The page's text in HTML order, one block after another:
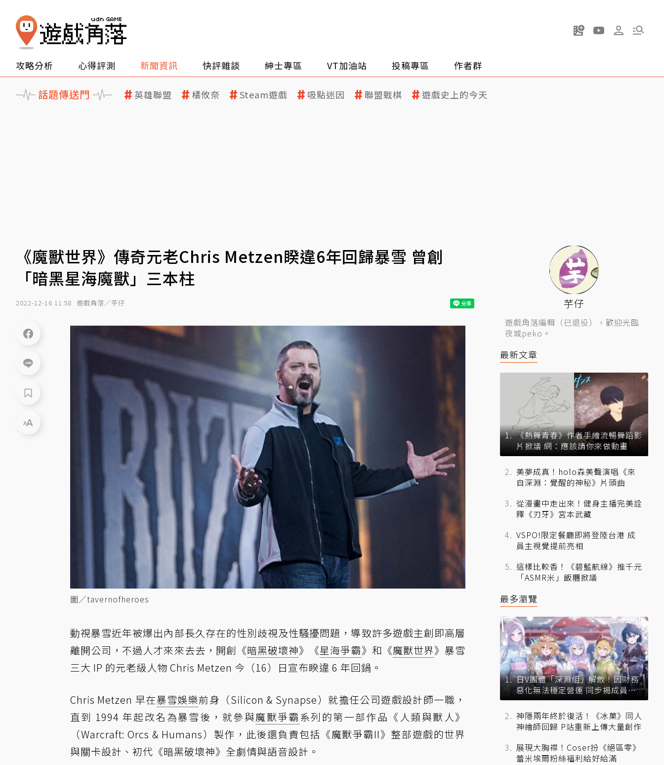
攻略分析 心得評測 新聞資訊 快評雜談 紳士專區 VT加油站 投稿專區 作者群
話題傳送門 英雄聯盟 橘攸奈 Steam遊戲 吸點迷因 聯盟戰棋 遊戲史上的今天
《魔獸世界》傳奇元老Chris Metzen睽違6年回歸暴雪 曾創
「暗黑星海魔獸」三本柱
2022-12-16 11:58 遊戲角落／芋仔
圖／tavernofheroes
動視暴雪近年被爆出內部長久存在的性別歧視及性騷擾問題，導致許多遊戲主創即高層
離開公司，不過人才來來去去，開創《暗黑破壞神》《星海爭霸》和《魔獸世界》暴雪
三大 IP 的元老級人物 Chris Metzen 今（16）日宣布睽違 6 年回鍋。
Chris Metzen 早在暴雪娛樂前身（Silicon & Synapse）就擔任公司遊戲設計師一職，
直到 1994 年起改名為暴雪後，就參與魔獸爭霸 系列的第一部作品《人類與獸人》
（Warcraft: Orcs & Humans）製作，此後還負責包括《魔獸爭霸II》整部遊戲的世界
與關卡設計、初代《暗黑破壞神》全劇情與語音設計。
芋仔
遊戲角落編輯（已退役），歡迎光臨
夜城peko。
最新文章
《熱舞青春》作者手繪流暢舞蹈影
片掀議 網：應該請你來做動畫
美夢成真！holo森美聲演唱《來
自深淵：覺醒的神秘》片頭曲
從漫畫中走出來！健身主播完美詮
釋《刃牙》宮本武藏
VSPO!限定餐廳即將登陸台港 成
員主視覺提前亮相
這樣比較香！《碧藍航線》推千元
「ASMR米」飯糰掀議
最多瀏覽
日V團體「深淵組」解散！因財務
惡化無法穩定營運 同步揭成員未
來去向
神隱兩年終於復活！《冰菓》同人
神繪師回歸 P站重新上傳大量創作
展現大胸襟！Coser扮《絕區零》
蕾米埃爾粉絲福利給好給滿